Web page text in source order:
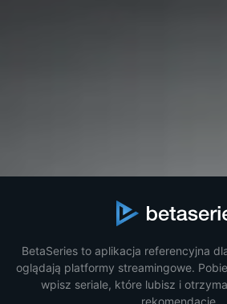
BetaSeries to aplikacja referencyjna
oglądają platformy streamingowe.
wpisz seriale, które lubisz i
rekomendacje.